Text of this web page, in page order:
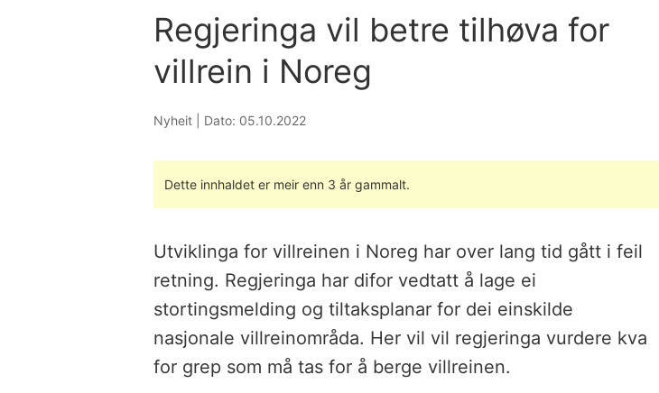
Regjeringa vil betre tilhøva for
villrein i Noreg
Nyheit | Dato: 05.10.2022
Dette innhaldet er meir enn 3 år gammalt.
Utviklinga for villreinen i Noreg har over lang tid gått i feil
retning. Regjeringa har difor vedtatt å lage ei
stortingsmelding og tiltaksplanar for dei einskilde
nasjonale villreinområda. Her vil vil regjeringa vurdere kva
for grep som må tas for å berge villreinen.